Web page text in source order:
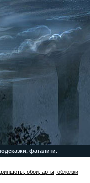
фаталити.
обои, арты, обложки